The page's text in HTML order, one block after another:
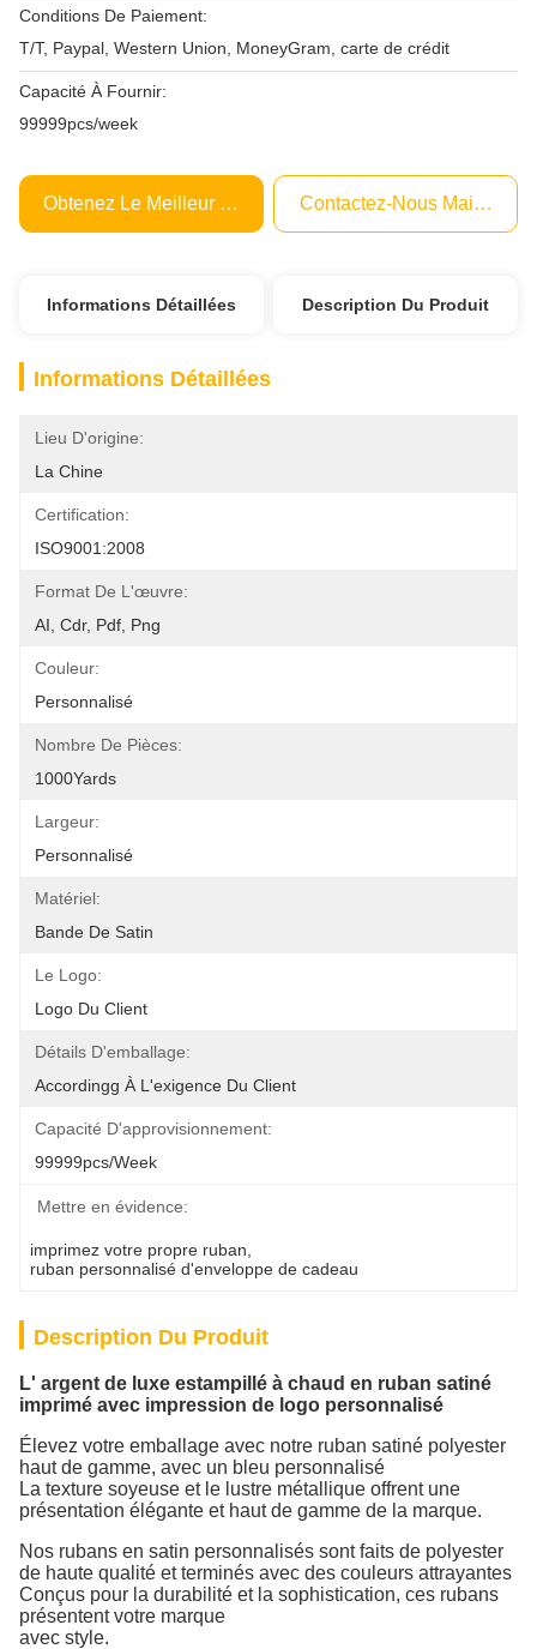
Conditions De Paiement:
T/T, Paypal, Western Union, MoneyGram, carte de crédit
Capacité À Fournir:
99999pcs/week
Obtenez Le Meilleur Prix Contactez-Nous Maintenant
Informations Détaillées Description Du Produit
Informations Détaillées
Lieu D'origine:
La Chine
Certification:
ISO9001:2008
Format De L'œuvre:
AI, Cdr, Pdf, Png
Couleur:
Personnalisé
Nombre De Pièces:
1000Yards
Largeur:
Personnalisé
Matériel:
Bande De Satin
Le Logo:
Logo Du Client
Détails D'emballage:
Accordingg À L'exigence Du Client
Capacité D'approvisionnement:
99999pcs/week
Mettre en évidence:
imprimez votre propre ruban
ruban personnalisé d'enveloppe de cadeau
Description Du Produit
L' argent de luxe estampillé à chaud en ruban satiné
imprimé avec impression de logo personnalisé
Élevez votre emballage avec notre ruban satiné polyester
haut de gamme, avec un bleu personnalisé
La texture soyeuse et le lustre métallique offrent une
présentation élégante et haut de gamme de la marque.
Nos rubans en satin personnalisés sont faits de polyester
de haute qualité et terminés avec des couleurs attrayantes
Conçus pour la durabilité et la sophistication, ces rubans
présentent votre marque
avec style.